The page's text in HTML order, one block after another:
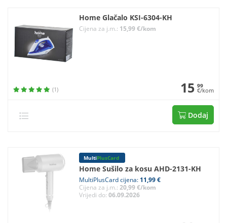
Home Glačalo KSI-6304-KH
Cijena za j.m.: 15,99 €/kom
(1) 15 99
€/kom
Dodaj
MultiPlusCard
Home Sušilo za kosu AHD-2131-KH
MultiPlusCard cijena: 11,99 €
Cijena za j.m.: 20,99 €/kom
Vrijedi do: 06.09.2026